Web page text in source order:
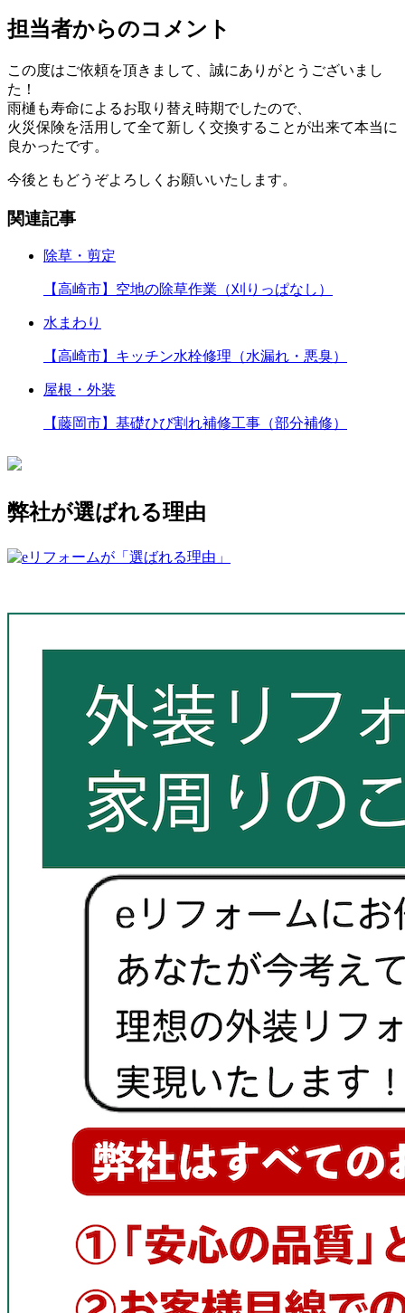
担当者からのコメント
この度はご依頼を頂きまして、誠にありがとうございまし
た！
雨樋も寿命によるお取り替え時期でしたので、
火災保険を活用して全て新しく交換することが出来て本当に
良かったです。
今後ともどうぞよろしくお願いいたします。
関連記事
除草・剪定
【高崎市】空地の除草作業（刈りっぱなし）
水まわり
【高崎市】キッチン水栓修理（水漏れ・悪臭）
屋根・外装
【藤岡市】基礎ひび割れ補修工事（部分補修）
弊社が選ばれる理由